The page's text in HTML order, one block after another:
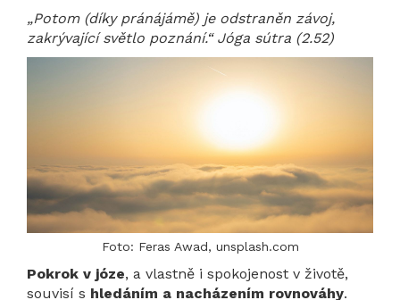
„Potom (díky pránájámě) je odstraněn závoj,
zakrývající světlo poznání.“ Jóga sútra (2.52)
Foto: Feras Awad, unsplash.com
Pokrok v józe, a vlastně i spokojenost v životě,
souvisí s hledáním a nacházením rovnováhy.